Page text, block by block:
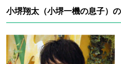
小堺翔太（小堺一機の息子